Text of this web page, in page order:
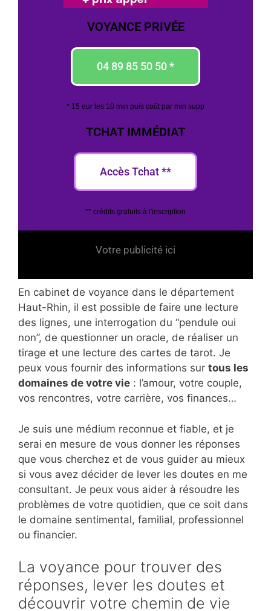
VOYANCE PRIVÉE
04 89 85 50 50 *
* 15 eur les 10 min puis coût par min supp
TCHAT IMMÉDIAT
Accès Tchat **
** crédits gratuits à l'inscription
Votre publicité ici
En cabinet de voyance dans le département
Haut-Rhin, il est possible de faire une lecture
des lignes, une interrogation du “pendule oui
non”, de questionner un oracle, de réaliser un
tirage et une lecture des cartes de tarot. Je
peux vous fournir des informations sur tous les
domaines de votre vie : l’amour, votre couple,
vos rencontres, votre carrière, vos finances…
Je suis une médium reconnue et fiable, et je
serai en mesure de vous donner les réponses
que vous cherchez et de vous guider au mieux
si vous avez décider de lever les doutes en me
consultant. Je peux vous aider à résoudre les
problèmes de votre quotidien, que ce soit dans
le domaine sentimental, familial, professionnel
ou financier.
La voyance pour trouver des
réponses, lever les doutes et
découvrir votre chemin de vie